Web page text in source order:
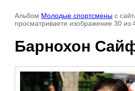
Альбом Молодые спортсмены с
просматриваете изображение 30 из
Барнохон